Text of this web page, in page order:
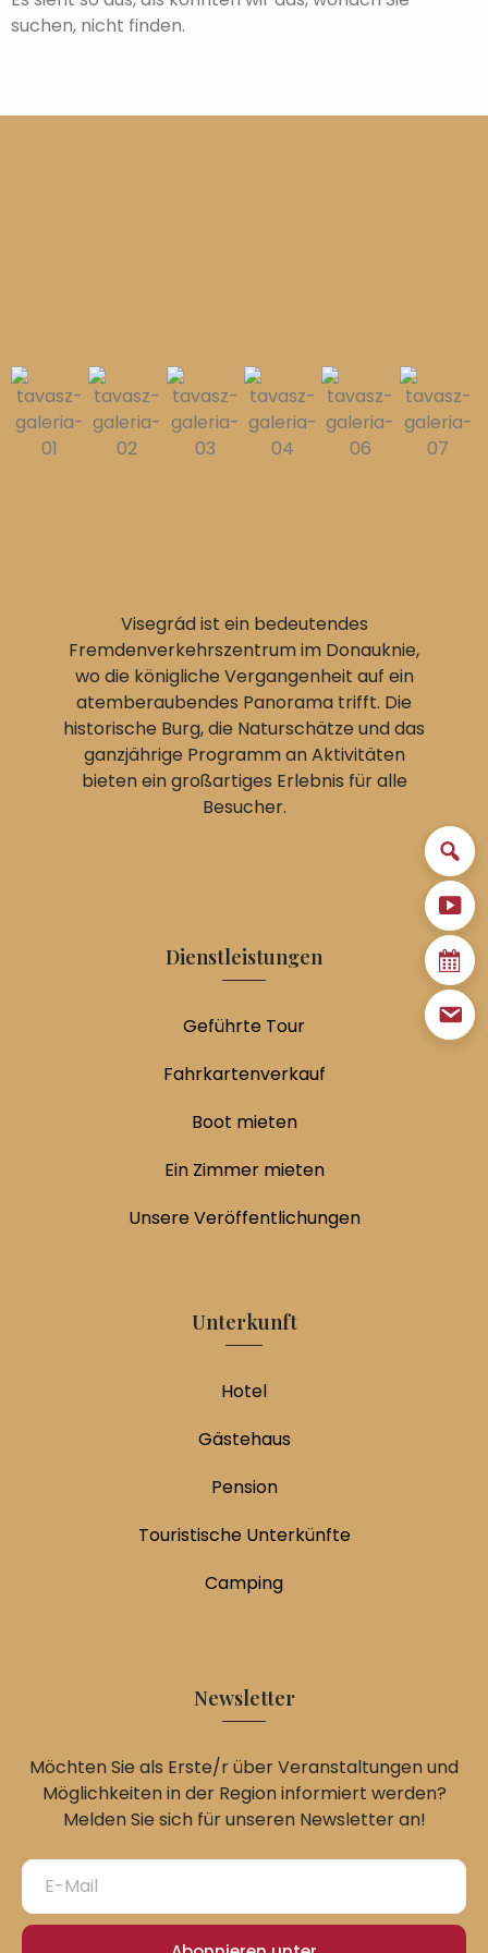
suchen, nicht finden.
Visegrád ist ein bedeutendes
Fremdenverkehrszentrum im Donauknie,
wo die königliche Vergangenheit auf ein
atemberaubendes Panorama trifft. Die
historische Burg, die Naturschätze und das
ganzjährige Programm an Aktivitäten
bieten ein großartiges Erlebnis für alle
Besucher.
Dienstleistungen
Geführte Tour
Fahrkartenverkauf
Boot mieten
Ein Zimmer mieten
Unsere Veröffentlichungen
Unterkunft
Hotel
Gästehaus
Pension
Touristische Unterkünfte
Camping
Newsletter
Möchten Sie als Erste/r über Veranstaltungen und
Möglichkeiten in der Region informiert werden?
Melden Sie sich für unseren Newsletter an!